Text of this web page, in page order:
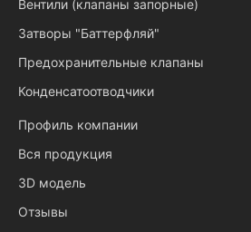
Вентили (клапаны запорные)
Затворы "Баттерфляй"
Предохранительные клапаны
Конденсатоотводчики
Профиль компании
Вся продукция
3D модель
Отзывы